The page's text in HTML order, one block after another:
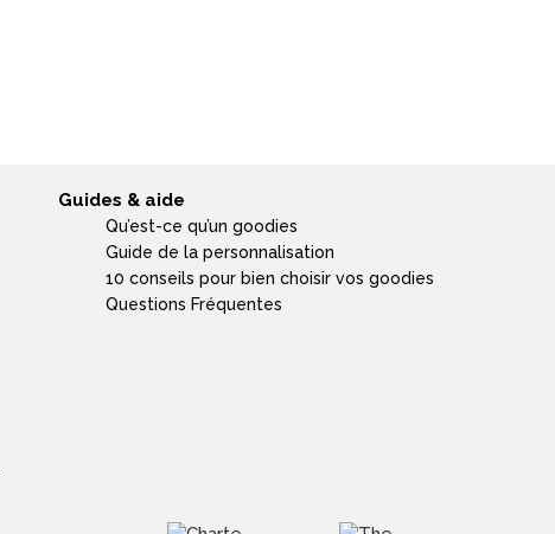
Guides & aide
Qu’est-ce qu’un goodies
Guide de la personnalisation
10 conseils pour bien choisir vos goodies
Questions Fréquentes